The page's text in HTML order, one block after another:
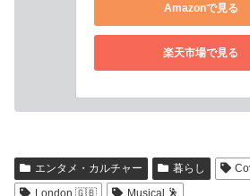
Amazonで見る
楽天市場で見る
エンタメ・カルチャー 暮らし